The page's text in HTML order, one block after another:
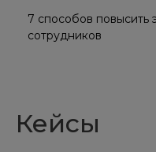
7 способов повысить
сотрудников
Кейсы